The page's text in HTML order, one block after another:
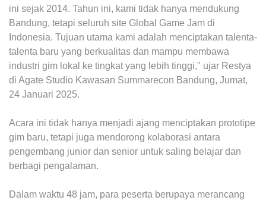
ini sejak 2014. Tahun ini, kami tidak hanya mendukung
Bandung, tetapi seluruh site Global Game Jam di
Indonesia. Tujuan utama kami adalah menciptakan talenta-
talenta baru yang berkualitas dan mampu membawa
industri gim lokal ke tingkat yang lebih tinggi," ujar Restya
di Agate Studio Kawasan Summarecon Bandung, Jumat,
24 Januari 2025.
Acara ini tidak hanya menjadi ajang menciptakan prototipe
gim baru, tetapi juga mendorong kolaborasi antara
pengembang junior dan senior untuk saling belajar dan
berbagi pengalaman.
Dalam waktu 48 jam, para peserta berupaya merancang